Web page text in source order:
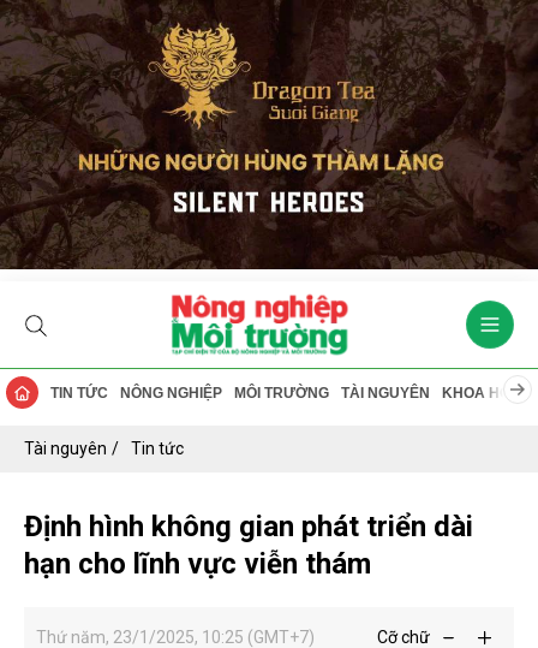
TIN TỨC NÔNG NGHIỆP MÔI TRƯỜNG TÀI NGUYÊN KHOA HỌC
Tài nguyên Tin tức
Định hình không gian phát triển dài
hạn cho lĩnh vực viễn thám
Thứ năm, 23/1/2025, 10:25 (GMT+7) Cỡ chữ